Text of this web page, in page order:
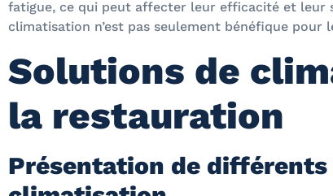
fatigue, ce qui peut affecter leur efficacité et leur
climatisation n’est pas seulement bénéfique pour
Solutions de
la restauration
Présentation de différents